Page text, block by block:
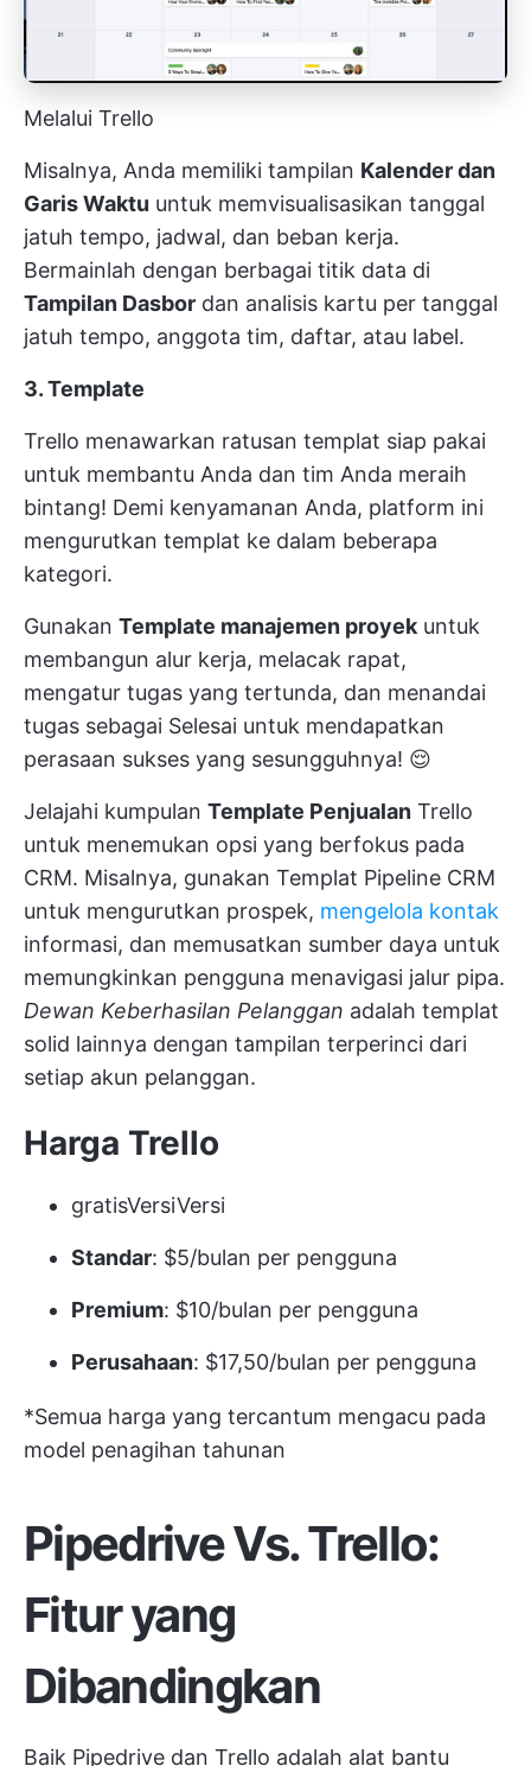
Melalui Trello
Misalnya, Anda memiliki tampilan Kalender dan
Garis Waktu untuk memvisualisasikan tanggal
jatuh tempo, jadwal, dan beban kerja.
Bermainlah dengan berbagai titik data di
Tampilan Dasbor dan analisis kartu per tanggal
jatuh tempo, anggota tim, daftar, atau label.
3. Template
Trello menawarkan ratusan templat siap pakai
untuk membantu Anda dan tim Anda meraih
bintang! Demi kenyamanan Anda, platform ini
mengurutkan templat ke dalam beberapa
kategori.
Gunakan Template manajemen proyek untuk
membangun alur kerja, melacak rapat,
mengatur tugas yang tertunda, dan menandai
tugas sebagai Selesai untuk mendapatkan
perasaan sukses yang sesungguhnya! 😌
Jelajahi kumpulan Template Penjualan Trello
untuk menemukan opsi yang berfokus pada
CRM. Misalnya, gunakan Templat Pipeline CRM
untuk mengurutkan prospek, mengelola kontak
informasi, dan memusatkan sumber daya untuk
memungkinkan pengguna menavigasi jalur pipa.
Dewan Keberhasilan Pelanggan adalah templat
solid lainnya dengan tampilan terperinci dari
setiap akun pelanggan.
Harga Trello
gratisVersiVersi
Standar: $5/bulan per pengguna
Premium: $10/bulan per pengguna
Perusahaan: $17,50/bulan per pengguna
*Semua harga yang tercantum mengacu pada
model penagihan tahunan
Pipedrive Vs. Trello:
Fitur yang
Dibandingkan
Baik Pipedrive dan Trello adalah alat bantu